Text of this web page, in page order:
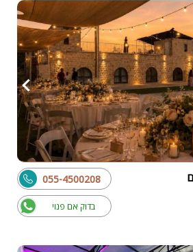
בדוק אם פנוי
055-4500208